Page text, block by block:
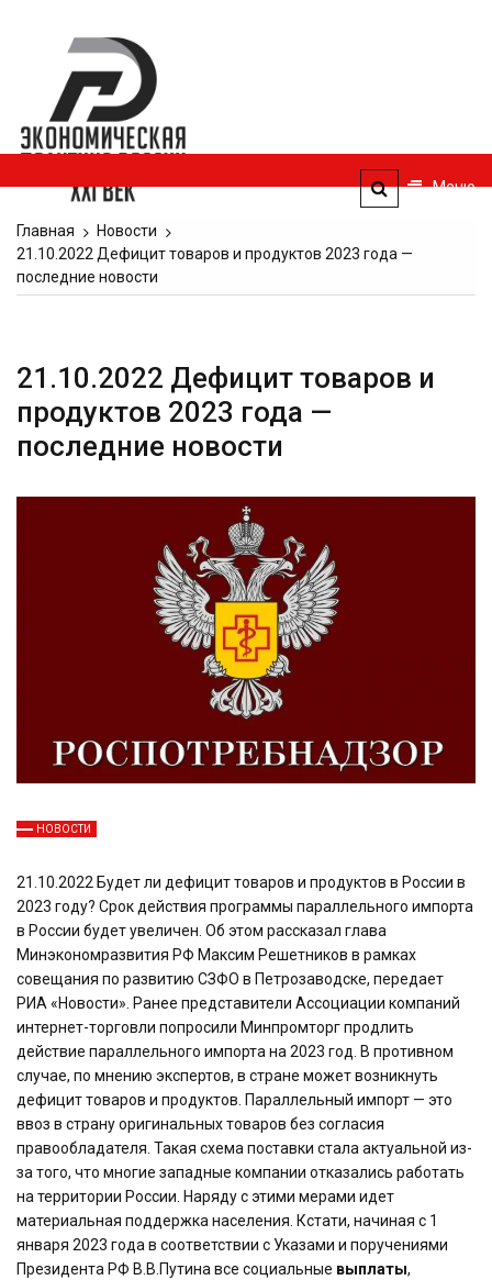
содержимому
век
Меню
Главная
Новости
21.10.2022 Дефицит товаров и продуктов 2023 года —
последние новости
21.10.2022 Дефицит товаров и
продуктов 2023 года —
последние новости
НОВОСТИ
21.10.2022 Будет ли дефицит товаров и продуктов в России в
2023 году? Срок действия программы параллельного импорта
в России будет увеличен. Об этом рассказал глава
Минэкономразвития РФ Максим Решетников в рамках
совещания по развитию СЗФО в Петрозаводске, передает
РИА «Новости». Ранее представители Ассоциации компаний
интернет-торговли попросили Минпромторг продлить
действие параллельного импорта на 2023 год. В противном
случае, по мнению экспертов, в стране может возникнуть
дефицит товаров и продуктов. Параллельный импорт — это
ввоз в страну оригинальных товаров без согласия
правообладателя. Такая схема поставки стала актуальной из-
за того, что многие западные компании отказались работать
на территории России. Наряду с этими мерами идет
материальная поддержка населения. Кстати, начиная с 1
января 2023 года в соответствии с Указами и поручениями
Президента РФ В.В.Путина все социальные выплаты,